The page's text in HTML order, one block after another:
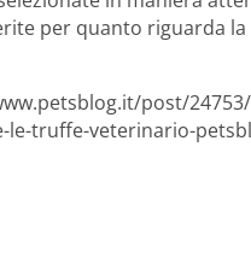
per quanto riguarda la
post/
truffe-veterinario-